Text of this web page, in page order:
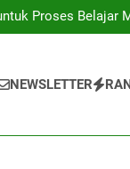
Proses Belajar
Proses Belajar
NEWSLETTER